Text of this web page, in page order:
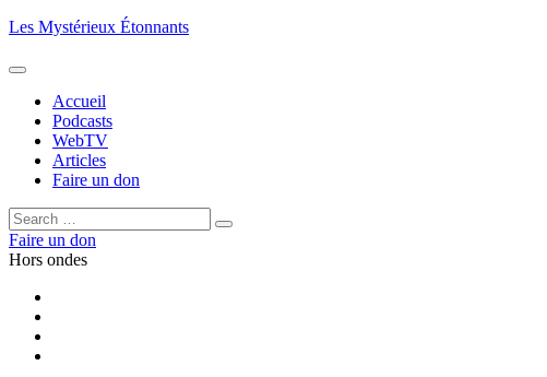
Aller
contenu
Les Mystérieux Étonnants
Accueil
Podcasts
WebTV
Articles
Faire un don
Rechercher :
Rechercher
Faire un don
Hors ondes